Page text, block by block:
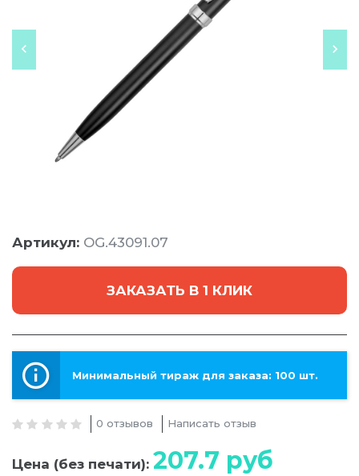
Артикул: OG.43091.07
ЗАКАЗАТЬ В 1 КЛИК
Минимальный тираж для заказа: 100 шт.
0 отзывов Написать отзыв
Цена (без печати): 207.7 руб